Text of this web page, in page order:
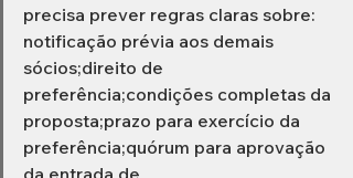
precisa prever regras claras sobre:
notificação prévia aos demais
sócios;direito de
preferência;condições completas da
proposta;prazo para exercício da
preferência;quórum para aprovação
da entrada de